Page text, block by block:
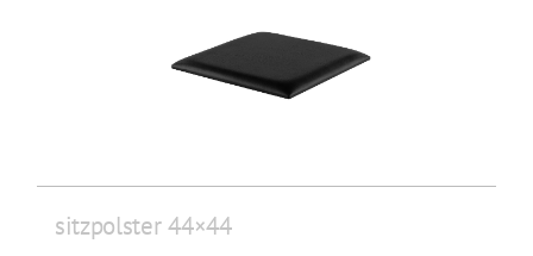
sitzpolster 44×44